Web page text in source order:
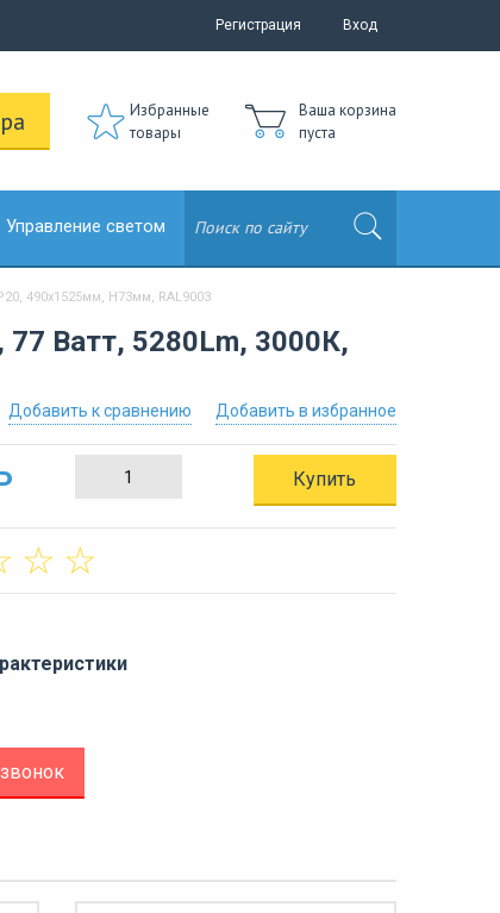
Регистрация Вход
Избранные
товары
Ваша корзина
пуста
Управление светом
490х1525мм, H73мм, RAL9003
77 Ватт, 5280Lm, 3000К,
Добавить в избранное
Добавить к сравнению
Купить
☆
☆